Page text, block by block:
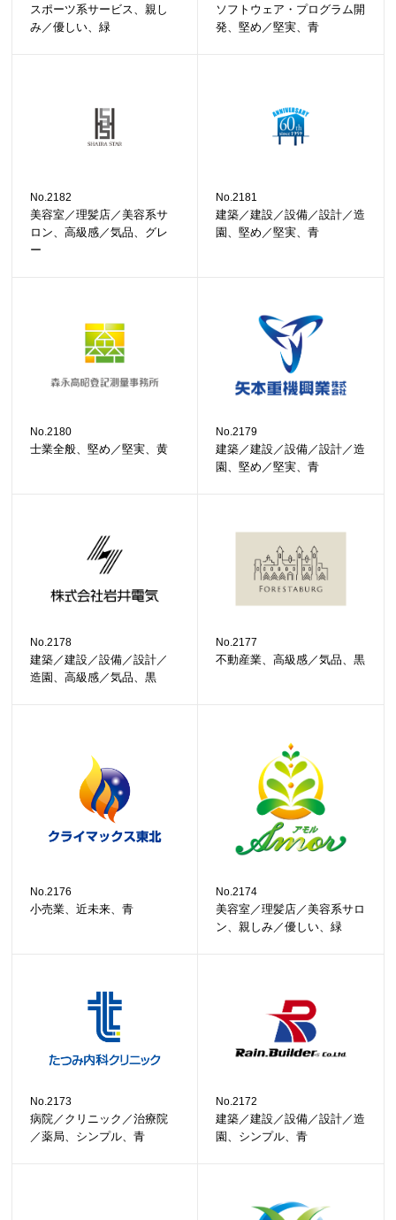
スポーツ系サービス、親し
み／優しい、緑
ソフトウェア・プログラム開
発、堅め／堅実、青
No.2182
美容室／理髪店／美容系サ
ロン、高級感／気品、グレ
ー
No.2181
建築／建設／設備／設計／造
園、堅め／堅実、青
No.2180
士業全般、堅め／堅実、黄
No.2179
建築／建設／設備／設計／造
園、堅め／堅実、青
No.2178
建築／建設／設備／設計／
造園、高級感／気品、黒
No.2177
不動産業、高級感／気品、黒
No.2176
小売業、近未来、青
No.2174
美容室／理髪店／美容系サロ
ン、親しみ／優しい、緑
No.2173
病院／クリニック／治療院
／薬局、シンプル、青
No.2172
建築／建設／設備／設計／造
園、シンプル、青